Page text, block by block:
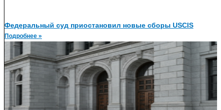
Федеральный суд приостановил новые сборы USCIS
Подробнее »